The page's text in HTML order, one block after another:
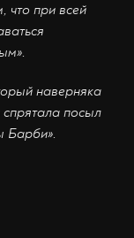
что при всей
наверняка
посыл
Барби».